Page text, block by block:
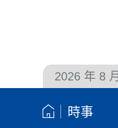
2026 年 8
時事